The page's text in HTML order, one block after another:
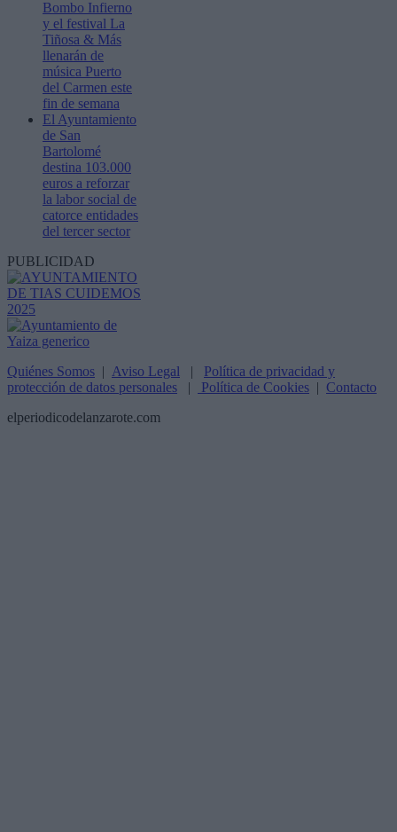
Bombo Infierno
y el festival La
Tiñosa & Más
llenarán de
música Puerto
del Carmen este
fin de semana
El Ayuntamiento
de San
Bartolomé
destina 103.000
euros a reforzar
la labor social de
catorce entidades
del tercer sector
PUBLICIDAD
Quiénes Somos | Aviso Legal | Política de privacidad y
protección de datos personales | Política de Cookies | Contacto
elperiodicodelanzarote.com